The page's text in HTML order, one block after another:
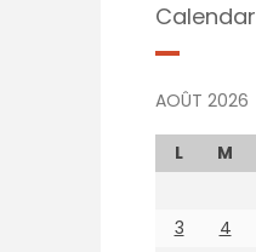
Calendar
AOÛT 2026
L M
3
4